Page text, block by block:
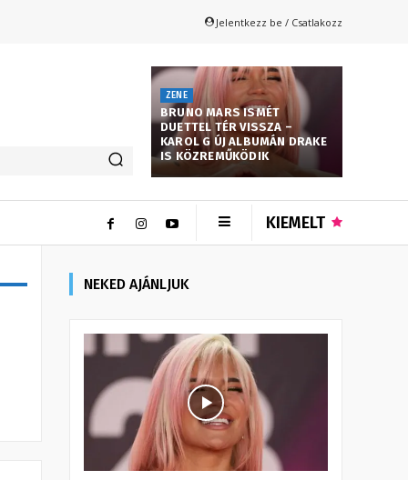
Jelentkezz be / Csatlakozz
ZENE
BRUNO MARS ISMÉT
DUETTEL TÉR VISSZA –
KAROL G ÚJ ALBUMÁN DRAKE
IS KÖZREMŰKÖDIK
KIEMELT
NEKED AJÁNLJUK